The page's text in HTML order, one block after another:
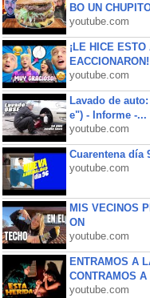
BO UN
youtube.com
¡LE HICE
EACCIONARON!
youtube.com
Lavado de
e") - Informe -...
youtube.com
Cuarentena día
youtube.com
MIS VECINOS
ON
youtube.com
ENTRAMOS A
CONTRAMOS
youtube.com